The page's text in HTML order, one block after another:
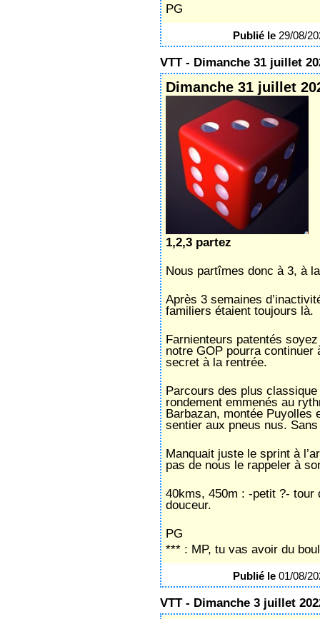
PG
Publié le 29/08/
VTT - Dimanche 31 juillet
Dimanche 31 juillet
1,2,3 partez
Nous partîmes donc à 3, à
Après 3 semaines
familiers étaient toujours là.
Farnienteurs patentés
notre GOP pourra
secret à la rentrée.
Parcours des plus
rondement emmenés au
Barbazan, montée Puyolles
sentier aux pneus nus.
Manquait juste le sprint à
pas de nous le rappeler à
40kms, 450m : -petit ?- tour
douceur.
PG
*** : MP, tu vas avoir du
Publié le 01/08/
VTT - Dimanche 3 juillet